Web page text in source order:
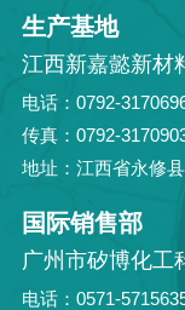
生产基地
江西新嘉懿新材
电话：0792-
传真：0792-
地址：江西省永修
国际销售部
广州市矽博化工
电话：0571-